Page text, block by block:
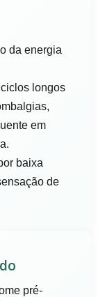
da energia
longos
em
baixa
de
pré-